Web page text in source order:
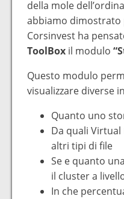
della mole
abbiamo dimostrato
Corsinvest ha
ToolBox il modulo
Questo modulo
visualizzare diverse
Quanto uno
Da quali Virtual
altri tipi di file
Se e quanto
il cluster a
In che